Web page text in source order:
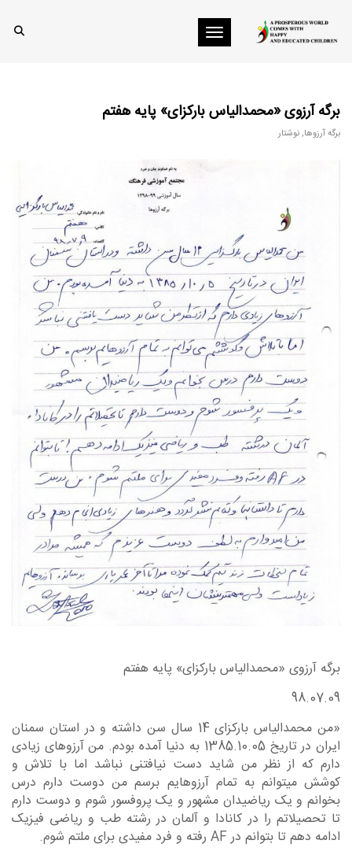
Toggle navigation
برگه آرزوی «محمدالیاس بارکزای» پایه هفتم
برگه آرزوها,نوشتار
برگه آرزوی «محمدالیاس بارکزای» پایه هفتم
98.07.09
«من محمدالیاس بارکزای 14 سال سن داشته و در استان سمنان
ایران در تاریخ 1385.10.05 به دنیا آمده بودم. من آرزوهای زیادی
دارم که از نظر من شاید دست نیافتنی نباشد اما با تلاش و
کوشش میتوانم به تمام آرزوهایم برسم من دوست دارم درس
بخوانم و یک ریاضیدان مشهور و یک پروفسور شوم و دوست دارم
تا تحصیلاتم را در کانادا و آلمان در رشته طب و ریاضی فیزیک
ادامه دهم تا بتوانم در AF رفته و فرد مفیدی برای ملتم شوم.